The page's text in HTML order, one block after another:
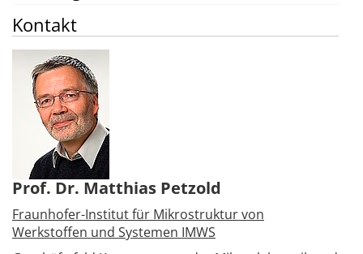
Kontakt
Prof. Dr. Matthias Petzold
Fraunhofer-Institut für Mikrostruktur von
Werkstoffen und Systemen IMWS